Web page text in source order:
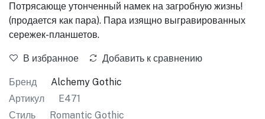
Потрясающе утонченный намек на загробную жизнь!
(продается как пара). Пара изящно выгравированных
сережек-планшетов.
В избранное Добавить к сравнению
Бренд
Alchemy Gothic
Артикул
E471
Стиль
Romantic Gothic